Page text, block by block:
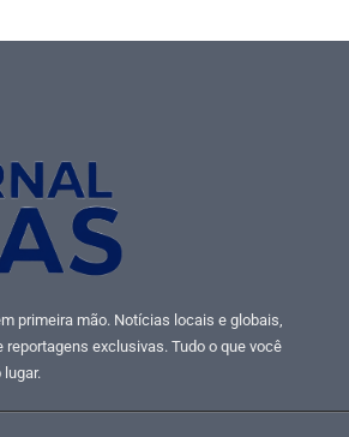
primeira mão. Notícias locais e globais,
exclusivas. Tudo o que você
lugar.